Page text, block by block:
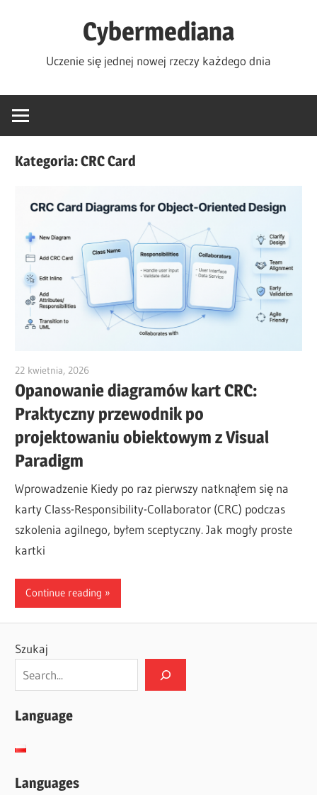
Cybermediana
Uczenie się jednej nowej rzeczy każdego dnia
Kategoria:CRC Card
22 kwietnia, 2026
Opanowanie diagramów kart CRC:
Praktyczny przewodnik po
projektowaniu obiektowym z Visual
Paradigm
Wprowadzenie Kiedy po raz pierwszy natknąłem się na
karty Class-Responsibility-Collaborator (CRC) podczas
szkolenia agilnego, byłem sceptyczny. Jak mogły proste
kartki
Continue reading
Szukaj
Language
Languages